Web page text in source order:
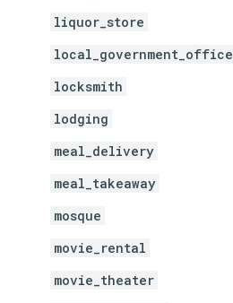
liquor_store
local_government_office
locksmith
lodging
meal_delivery
meal_takeaway
mosque
movie_rental
movie_theater